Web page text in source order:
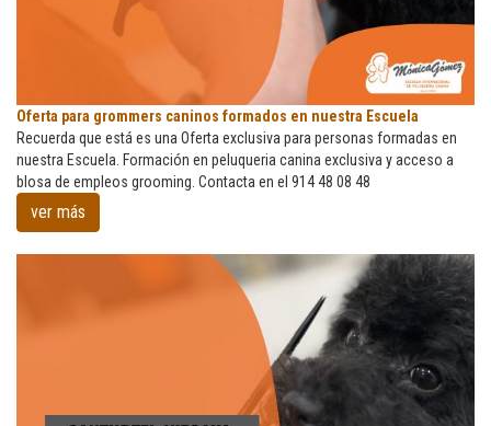
Oferta
para
grommers
caninos
formados
Oferta para grommers caninos formados en nuestra Escuela
Recuerda que está es una Oferta exclusiva para personas formadas en
nuestra Escuela. Formación en peluqueria canina exclusiva y acceso a
blosa de empleos grooming. Contacta en el 914 48 08 48
ver más